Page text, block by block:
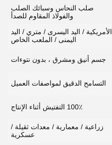
صلب النحاس وسبائك الصلب
والفولاذ المقاوم للصدأ
الأمريكية / اليد اليسرى / متري / اليد
اليمنى / الملعب الخاص
جسم أنيق ومشرق ، بدون نتوءات
التسامح الدقيق لمواصفات العميل
100٪ التفتيش أثناء الإنتاج
زراعية / معمارية / معدات ثقيلة /
عسكرية